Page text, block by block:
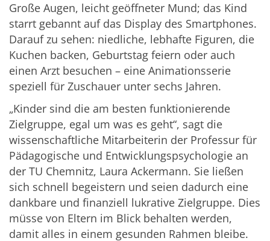
Große Augen, leicht geöffneter Mund; das Kind
starrt gebannt auf das Display des Smartphones.
Darauf zu sehen: niedliche, lebhafte Figuren, die
Kuchen backen, Geburtstag feiern oder auch
einen Arzt besuchen – eine Animationsserie
speziell für Zuschauer unter sechs Jahren.
„Kinder sind die am besten funktionierende
Zielgruppe, egal um was es geht“, sagt die
wissenschaftliche Mitarbeiterin der Professur für
Pädagogische und Entwicklungspsychologie an
der TU Chemnitz, Laura Ackermann. Sie ließen
sich schnell begeistern und seien dadurch eine
dankbare und finanziell lukrative Zielgruppe. Dies
müsse von Eltern im Blick behalten werden,
damit alles in einem gesunden Rahmen bleibe.